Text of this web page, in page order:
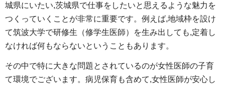
城県にいたい,茨城県で仕事をしたいと思えるような魅力を
つくっていくことが非常に重要です。例えば,地域枠を設け
て筑波大学で研修生（修学生医師）を生み出しても,定着し
なければ何もならないということもあります。
その中で特に大きな問題とされているのが女性医師の子育
て環境でございます。病児保育も含めて,女性医師が安心し